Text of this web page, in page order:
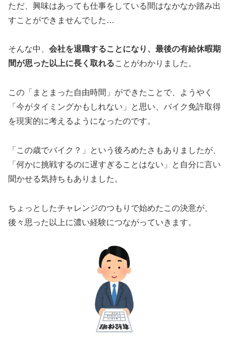
ただ、興味はあっても仕事をしている間はなかなか踏み出
すことができませんでした…
そんな中、 会社を退職することになり、最後の有給休暇期
間が思った以上に長く取れることがわかりました。
この「まとまった自由時間」ができたことで、ようやく
「今がタイミングかもしれない」と思い、バイク免許取得
を現実的に考えるようになったのです。
「この歳でバイク？」という後ろめたさもありましたが、
「何かに挑戦するのに遅すぎることはない」と自分に言い
聞かせる気持ちもありました。
ちょっとしたチャレンジのつもりで始めたこの決意が、
後々思った以上に濃い経験につながっていきます。